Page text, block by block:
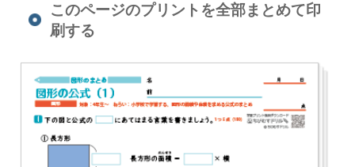
このページのプリントを全部まとめて印
刷する